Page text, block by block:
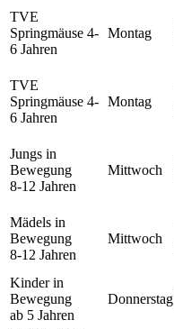
TVE
Springmäuse 4-
6 Jahren
Montag
TVE
Springmäuse 4-
6 Jahren
Montag
Jungs in
Bewegung
8-12 Jahren
Mittwoch
Mädels in
Bewegung
8-12 Jahren
Mittwoch
Kinder in
Bewegung
ab 5 Jahren
Donnerstag